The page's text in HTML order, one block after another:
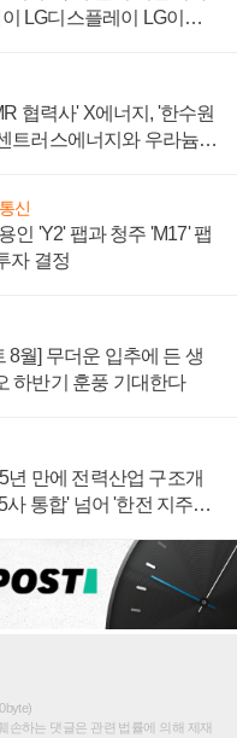
LG디스플레이 LG이노
협력사' X에너지, '한수원
트러스에너지와 우라늄
신
인 'Y2' 팹과 청주 'M17' 팹
자 결정
8월] 무더운 입추에 든 생
하반기 훈풍 기대한다
년 만에 전력산업 구조개
사 통합' 넘어 '한전 지주사'
손하는 댓글은 관련 법률에 의해 제재